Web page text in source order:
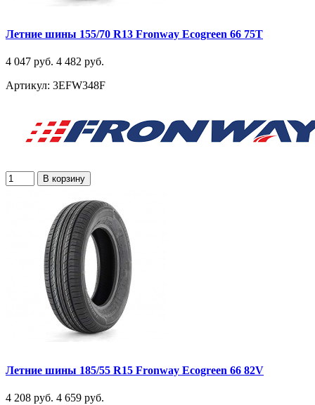
Летние шины 155/70 R13 Fronway Ecogreen 66 75T
4 047 руб. 4 482 руб.
Артикул: 3EFW348F
В корзину
Летние шины 185/55 R15 Fronway Ecogreen 66 82V
4 208 руб. 4 659 руб.